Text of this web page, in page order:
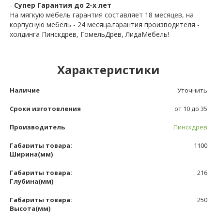
- Супер Гарантия до 2-х лет
На мягкую мебель гарантия составляет 18 месяцев, на
корпусную мебель - 24 месяца.гарантия производителя -
холдинга Пинскдрев, ГомельДрев, ЛидаМебель!
Характеристики
Наличие Уточнить
Сроки изготовления от 10 до 35
Производитель Пинскдрев
Габариты товара:
Ширина(мм)
1100
Габариты товара:
Глубина(мм)
216
Габариты товара:
Высота(мм)
250